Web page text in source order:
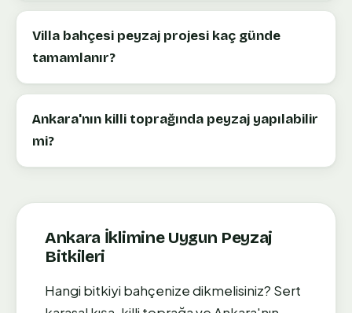
Villa bahçesi peyzaj projesi kaç günde
tamamlanır?
Ankara'nın killi toprağında peyzaj yapılabilir
mi?
Ankara İklimine Uygun Peyzaj
Bitkileri
Hangi bitkiyi bahçenize dikmelisiniz? Sert